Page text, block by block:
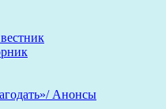
Анонсы